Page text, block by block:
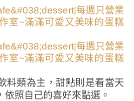
料類為主，甜點則是看當天
照自己的喜好來點選。